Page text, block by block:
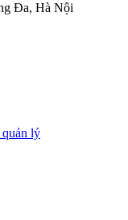
Đa, Hà Nội
lý